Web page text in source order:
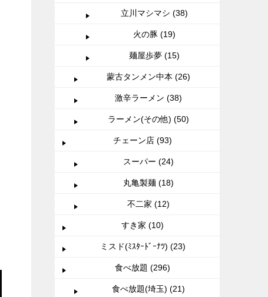
立川マシマシ (38)
火の豚 (19)
麺屋歩夢 (15)
蒙古タンメン中本 (26)
激辛ラーメン (38)
ラーメン(その他) (50)
チェーン店 (93)
スーパー (24)
丸亀製麺 (18)
不二家 (12)
すき家 (10)
ミスド(ﾐｽﾀｰﾄﾞｰﾅﾂ) (23)
食べ放題 (296)
食べ放題(埼玉) (21)